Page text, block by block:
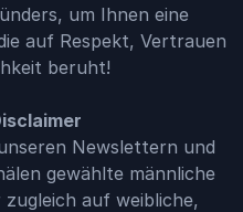
um Ihnen eine
auf Respekt, Vertrauen
beruht!
Newslettern und
gewählte männliche
auf weibliche,